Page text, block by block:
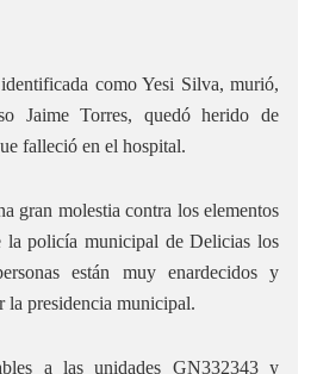
como Yesi Silva, murió,
Jaime Torres, quedó herido de
falleció en el hospital.
gran molestia contra los elementos
policía municipal de Delicias los
están muy enardecidos y
la presidencia municipal.
a las unidades GN332343 y